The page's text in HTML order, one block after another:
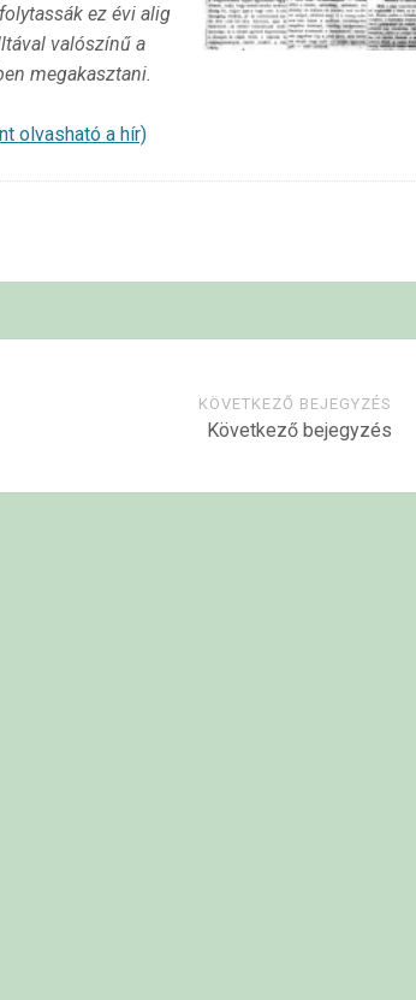
ez évi alig
valószínű a
megakasztani.
olvasható a hír)
KÖVETKEZŐ BEJEGYZÉS
Következő bejegyzés